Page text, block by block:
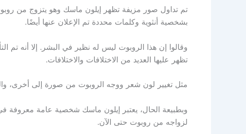
تم تداول صور مزيفة تظهر إيلون ماسك وهو يتزوج من
بشخصية أنثوية وكلمات محددة تم الإعلان عنها أيضًا.
وقالوا إن هذا الروبوت ليس له نظير في البشر. إلا أنه
تظهر عليها العديد من الاختلافات والاختلافات.
مثل تغيير لون شعر ووجه الروبوت من صورة إلى أخرى،
وبطبيعة الحال، يعتبر إيلون ماسك شخصية عامة معروفة في
لزواجه من روبوت حتى الآن.